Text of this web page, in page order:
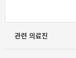
관련 의료진